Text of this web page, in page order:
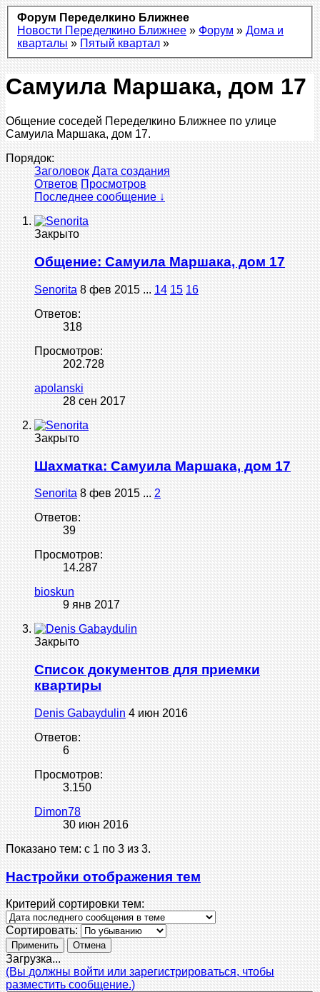
Форум Переделкино Ближнее
Новости Переделкино Ближнее » Форум » Дома и
кварталы » Пятый квартал »
Самуила Маршака, дом 17
Общение соседей Переделкино Ближнее по улице
Самуила Маршака, дом 17.
Порядок:
Заголовок Дата создания
Ответов Просмотров
Последнее сообщение ↓
Закрыто
Общение: Самуила Маршака, дом 17
Senorita 8 фев 2015 ... 14 15 16
Ответов:
318
Просмотров:
202.728
apolanski
28 сен 2017
Закрыто
Шахматка: Самуила Маршака, дом 17
Senorita 8 фев 2015 ... 2
Ответов:
39
Просмотров:
14.287
bioskun
9 янв 2017
Закрыто
Список документов для приемки
квартиры
Denis Gabaydulin 4 июн 2016
Ответов:
6
Просмотров:
3.150
Dimon78
30 июн 2016
Показано тем: с 1 по 3 из 3.
Настройки отображения тем
Критерий сортировки тем:
Сортировать:
Загрузка...
(Вы должны войти или зарегистрироваться, чтобы
разместить сообщение.)